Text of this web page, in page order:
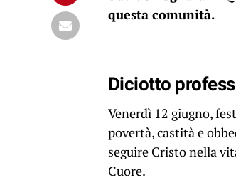
questa comunità.
Diciotto
Venerdì 12 giugno,
povertà, castità e
seguire Cristo nella
Cuore.